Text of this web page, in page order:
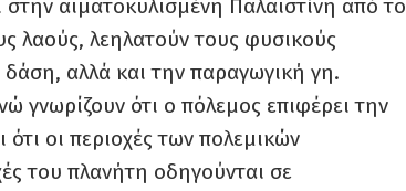
αιματοκυλισμένη Παλαιστίνη από το
λαούς, λεηλατούν τους φυσικούς
αλλά και την παραγωγική γη.
γνωρίζουν ότι ο πόλεμος επιφέρει την
οι περιοχές των πολεμικών
του πλανήτη οδηγούνται σε